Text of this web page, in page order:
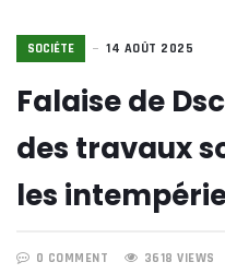
SOCIÉTE 14 AOÛT 2025
Falaise de
des travaux
les
0 COMMENT 3618 VIEWS